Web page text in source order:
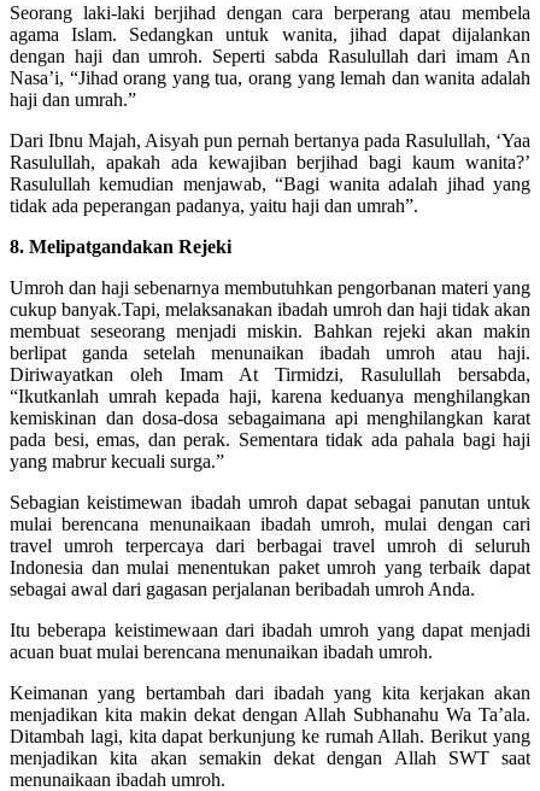
Seorang laki-laki berjihad dengan cara berperang atau membela
agama Islam. Sedangkan untuk wanita, jihad dapat dijalankan
dengan haji dan umroh. Seperti sabda Rasulullah dari imam An
Nasa’i, “Jihad orang yang tua, orang yang lemah dan wanita adalah
haji dan umrah.”
Dari Ibnu Majah, Aisyah pun pernah bertanya pada Rasulullah, ‘Yaa
Rasulullah, apakah ada kewajiban berjihad bagi kaum wanita?’
Rasulullah kemudian menjawab, “Bagi wanita adalah jihad yang
tidak ada peperangan padanya, yaitu haji dan umrah”.
8. Melipatgandakan Rejeki
Umroh dan haji sebenarnya membutuhkan pengorbanan materi yang
cukup banyak.Tapi, melaksanakan ibadah umroh dan haji tidak akan
membuat seseorang menjadi miskin. Bahkan rejeki akan makin
berlipat ganda setelah menunaikan ibadah umroh atau haji.
Diriwayatkan oleh Imam At Tirmidzi, Rasulullah bersabda,
“Ikutkanlah umrah kepada haji, karena keduanya menghilangkan
kemiskinan dan dosa-dosa sebagaimana api menghilangkan karat
pada besi, emas, dan perak. Sementara tidak ada pahala bagi haji
yang mabrur kecuali surga.”
Sebagian keistimewan ibadah umroh dapat sebagai panutan untuk
mulai berencana menunaikaan ibadah umroh, mulai dengan cari
travel umroh terpercaya dari berbagai travel umroh di seluruh
Indonesia dan mulai menentukan paket umroh yang terbaik dapat
sebagai awal dari gagasan perjalanan beribadah umroh Anda.
Itu beberapa keistimewaan dari ibadah umroh yang dapat menjadi
acuan buat mulai berencana menunaikan ibadah umroh.
Keimanan yang bertambah dari ibadah yang kita kerjakan akan
menjadikan kita makin dekat dengan Allah Subhanahu Wa Ta’ala.
Ditambah lagi, kita dapat berkunjung ke rumah Allah. Berikut yang
menjadikan kita akan semakin dekat dengan Allah SWT saat
menunaikaan ibadah umroh.